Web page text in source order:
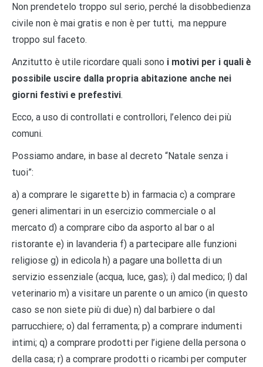
Non prendetelo troppo sul serio, perché la disobbedienza
civile non è mai gratis e non è per tutti, ma neppure
troppo sul faceto.
Anzitutto è utile ricordare quali sono i motivi per i quali è
possibile uscire dalla propria abitazione anche nei
giorni festivi e prefestivi.
Ecco, a uso di controllati e controllori, l’elenco dei più
comuni.
Possiamo andare, in base al decreto “Natale senza i
tuoi”:
a) a comprare le sigarette b) in farmacia c) a comprare
generi alimentari in un esercizio commerciale o al
mercato d) a comprare cibo da asporto al bar o al
ristorante e) in lavanderia f) a partecipare alle funzioni
religiose g) in edicola h) a pagare una bolletta di un
servizio essenziale (acqua, luce, gas); i) dal medico; l) dal
veterinario m) a visitare un parente o un amico (in questo
caso se non siete più di due) n) dal barbiere o dal
parrucchiere; o) dal ferramenta; p) a comprare indumenti
intimi; q) a comprare prodotti per l’igiene della persona o
della casa; r) a comprare prodotti o ricambi per computer